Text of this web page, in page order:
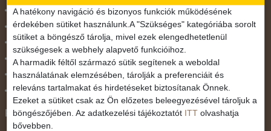
November 1.
Október 23.
Pünkösdi utazás
Szilveszter
Tavaszi szünet
Valentin nap
Programtípus
A hatékony navigáció és bizonyos funkciók működésének
érdekében sütiket használunk.A "Szükséges" kategóriába sorolt
sütiket a böngésző tárolja, mivel ezek elengedhetetlenül
szükségesek a webhely alapvető funkcióihoz.
A harmadik féltől származó sütik segítenek a weboldal
használatának elemzésében, tárolják a preferenciáit és
releváns tartalmakat és hirdetéseket biztosítanak Önnek.
Ezeket a sütiket csak az Ön előzetes beleegyezésével tároljuk a
böngészőjében. Az adatkezelési tájékoztatót ITT olvashatja
bővebben.